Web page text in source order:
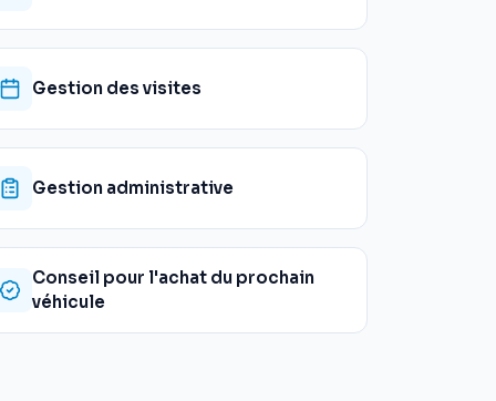
Gestion des visites
Gestion administrative
Conseil pour l'achat du prochain
véhicule